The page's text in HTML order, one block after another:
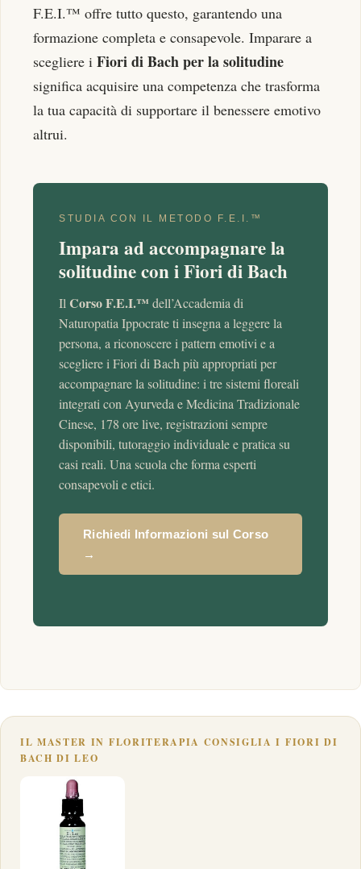
F.E.I.™ offre tutto questo, garantendo una
formazione completa e consapevole. Imparare a
scegliere i Fiori di Bach per la solitudine
significa acquisire una competenza che trasforma
la tua capacità di supportare il benessere emotivo
altrui.
STUDIA CON IL METODO F.E.I.™
Impara ad accompagnare la
solitudine con i Fiori di Bach
IlCorso F.E.I.™ dell’Accademia di
Naturopatia Ippocrate ti insegna a leggere la
persona, a riconoscere i pattern emotivi e a
scegliere i Fiori di Bach più appropriati per
accompagnare la solitudine: i tre sistemi floreali
integrati con Ayurveda e Medicina Tradizionale
Cinese, 178 ore live, registrazioni sempre
disponibili, tutoraggio individuale e pratica su
casi reali. Una scuola che forma esperti
consapevoli e etici.
Richiedi Informazioni sul Corso
→
IL MASTER IN FLORITERAPIA CONSIGLIA I FIORI DI
BACH DI LEO